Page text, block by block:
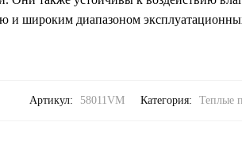
и широким диапазоном
Артикул: 58011VM Категория: Теплые